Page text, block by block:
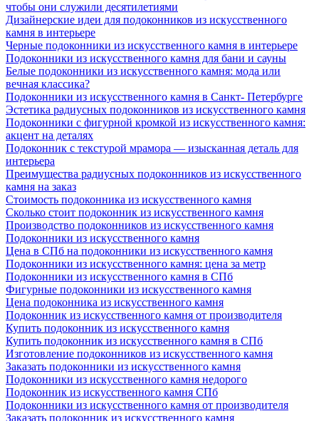
чтобы они служили десятилетиями
Дизайнерские идеи для подоконников из искусственного
камня в интерьере
Черные подоконники из искусственного камня в интерьере
Подоконники из искусственного камня для бани и сауны
Белые подоконники из искусственного камня: мода или
вечная классика?
Подоконники из искусственного камня в Санкт- Петербурге
Эстетика радиусных подоконников из искусственного камня
Подоконники с фигурной кромкой из искусственного камня:
акцент на деталях
Подоконник с текстурой мрамора — изысканная деталь для
интерьера
Преимущества радиусных подоконников из искусственного
камня на заказ
Стоимость подоконника из искусственного камня
Сколько стоит подоконник из искусственного камня
Производство подоконников из искусственного камня
Подоконники из искусственного камня
Цена в СПб на подоконники из искусственного камня
Подоконники из искусственного камня: цена за метр
Подоконники из искусственного камня в СПб
Фигурные подоконники из искусственного камня
Цена подоконника из искусственного камня
Подоконник из искусственного камня от производителя
Купить подоконник из искусственного камня
Купить подоконник из искусственного камня в СПб
Изготовление подоконников из искусственного камня
Заказать подоконники из искусственного камня
Подоконники из искусственного камня недорого
Подоконник из искусственного камня СПб
Подоконники из искусственного камня от производителя
Заказать подоконник из искусственного камня